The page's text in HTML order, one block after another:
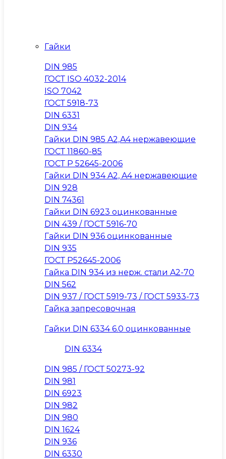
Гайки
DIN 985
ГОСТ ISO 4032-2014
ISO 7042
ГОСТ 5918-73
DIN 6331
DIN 934
Гайки DIN 985 A2,A4 нержавеющие
ГОСТ 11860-85
ГОСТ Р 52645-2006
Гайки DIN 934 A2, A4 нержавеющие
DIN 928
DIN 74361
Гайки DIN 6923 оцинкованные
DIN 439 / ГОСТ 5916-70
Гайки DIN 936 оцинкованные
DIN 935
ГОСТ Р52645-2006
Гайка DIN 934 из нерж. стали A2-70
DIN 562
DIN 937 / ГОСТ 5919-73 / ГОСТ 5933-73
Гайка запресовочная
Гайки DIN 6334 6.0 оцинкованные
DIN 6334
DIN 985 / ГОСТ 50273-92
DIN 981
DIN 6923
DIN 982
DIN 980
DIN 1624
DIN 936
DIN 6330